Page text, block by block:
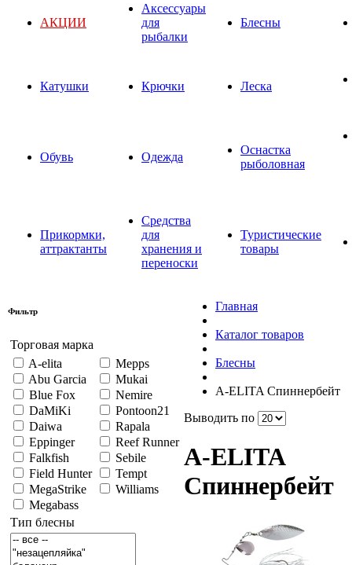
АКЦИИ
Аксессуары
для
рыбалки
Блесны
Катушки Крючки Леска
Обувь Одежда
Оснастка
рыболовная
Прикормки,
аттрактанты
Средства
для
хранения и
переноски
Туристические
товары
Фильтр
Торговая марка
A-elita
Abu Garcia
Blue Fox
DaMiKi
Daiwa
Eppinger
Falkfish
Field Hunter
MegaStrike
Megabass
Mepps
Mukai
Nemire
Pontoon21
Rapala
Reef Runner
Sebile
Tempt
Williams
Тип блесны
Главная
Каталог товаров
Блесны
A-ELITA Спиннербейт
Выводить по
A-ELITA
Спиннербейт